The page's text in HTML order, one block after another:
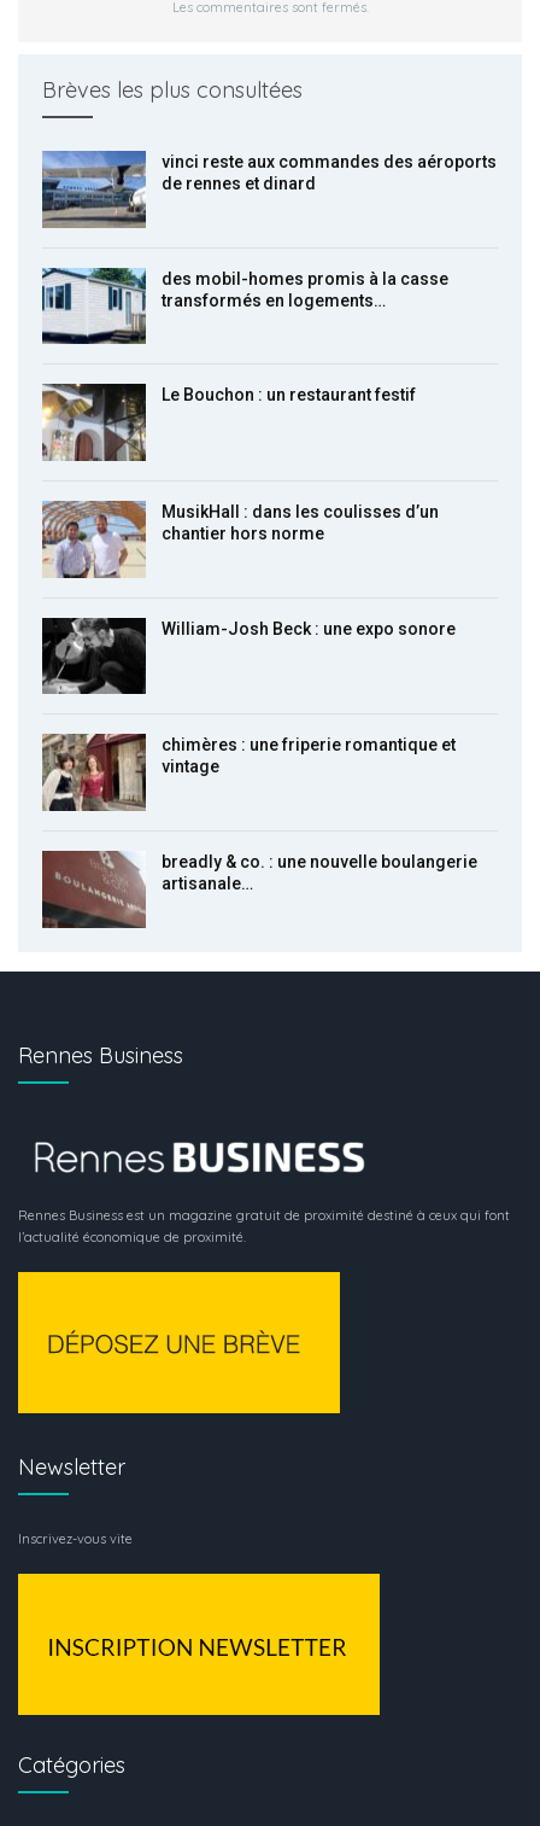
Les commentaires sont fermés.
Brèves les plus consultées
vinci reste aux commandes des aéroports
de rennes et dinard
des mobil-homes promis à la casse
transformés en logements…
Le Bouchon : un restaurant festif
MusikHall : dans les coulisses d’un
chantier hors norme
William-Josh Beck : une expo sonore
chimères : une friperie romantique et
vintage
breadly & co. : une nouvelle boulangerie
artisanale…
Rennes Business
Rennes Business est un magazine gratuit de proximité destiné à ceux qui font
l’actualité économique de proximité.
Newsletter
Inscrivez-vous vite
Catégories